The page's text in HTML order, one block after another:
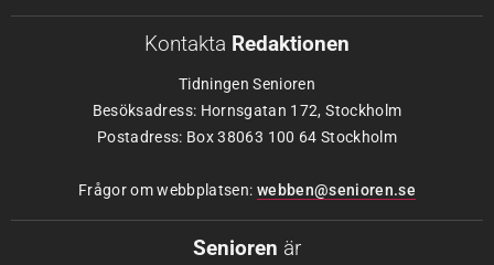
Kontakta Redaktionen
Tidningen Senioren
Besöksadress: Hornsgatan 172, Stockholm
Postadress: Box 38063 100 64 Stockholm
Frågor om webbplatsen: webben@senioren.se
Senioren är